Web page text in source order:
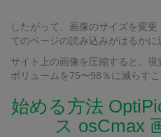
したがって、画像のサイズを変
てのページの読み込みがはるかに
サイト上の画像を圧縮すると、視
ボリュームを75〜98％に減らすこ
始める方法
ス osCmax